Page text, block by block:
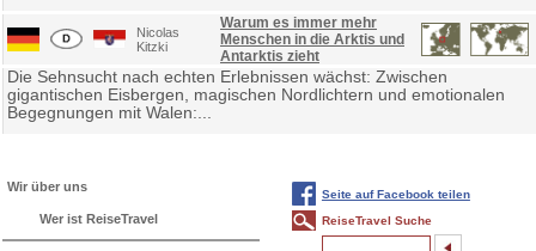
Nicolas
Kitzki
Warum es immer mehr
Menschen in die Arktis und
Antarktis zieht
Die Sehnsucht nach echten Erlebnissen wächst: Zwischen
gigantischen Eisbergen, magischen Nordlichtern und emotionalen
Begegnungen mit Walen:...
Wir über uns
Wer ist ReiseTravel
Seite auf Facebook teilen
ReiseTravel Suche